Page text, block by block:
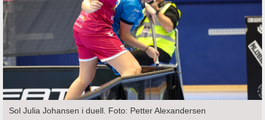
Sol Julia Johansen i duell. Foto: Petter Alexandersen